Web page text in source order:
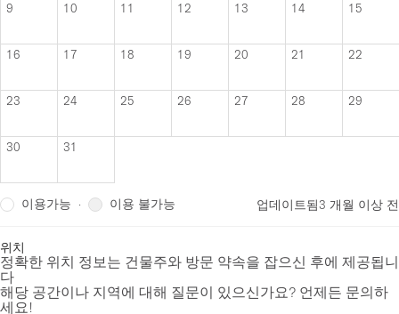
9 10 11 12 13 14 15
16 17 18 19 20 21 22
23 24 25 26 27 28 29
30 31
이용가능 · 이용 불가능 업데이트됨3 개월 이상 전
위치
정확한 위치 정보는 건물주와 방문 약속을 잡으신 후에 제공됩니
다
해당 공간이나 지역에 대해 질문이 있으신가요? 언제든 문의하
세요!